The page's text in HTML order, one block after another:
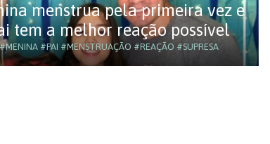
menstrua pela primeira vez e
tem a melhor reação possível
#PAI #MENSTRUAÇÃO #REAÇÃO #SUPRESA